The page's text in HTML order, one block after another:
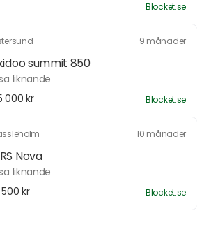
Blocket.se
9 månader
summit 850
liknande
000 kr
Blocket.se
10 månader
Nova
liknande
500 kr
Blocket.se